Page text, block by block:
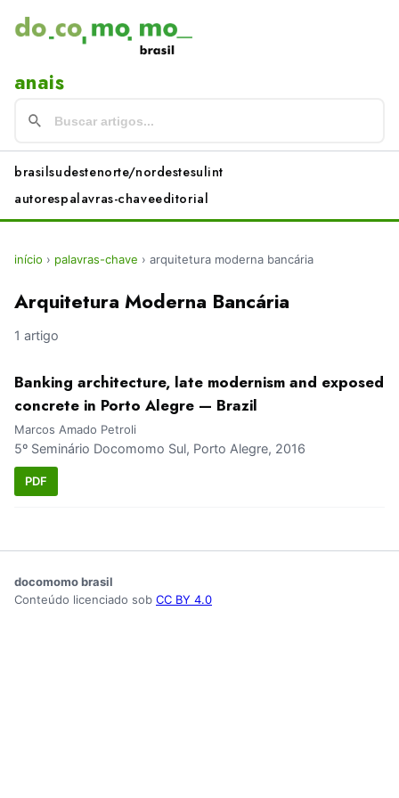
anais
brasilsudestenorte/nordestesulint
autorespalavras-chaveeditorial
início › palavras-chave › arquitetura moderna bancária
Arquitetura Moderna Bancária
1 artigo
Banking architecture, late modernism and exposed
concrete in Porto Alegre — Brazil
Marcos Amado Petroli
5º Seminário Docomomo Sul, Porto Alegre, 2016
PDF
docomomo brasil
Conteúdo licenciado sob CC BY 4.0